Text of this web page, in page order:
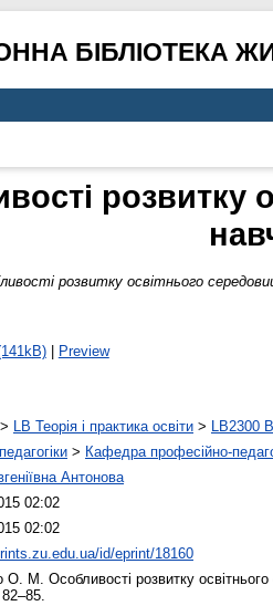
БІБЛІОТЕКА
розвитку
розвитку освітнього
| Preview
LB Теорія і практика освіти > LB2300
> Кафедра професійно-
Антонова
02:02
02:02
id/eprint/18160
О. М. Особливості розвитку